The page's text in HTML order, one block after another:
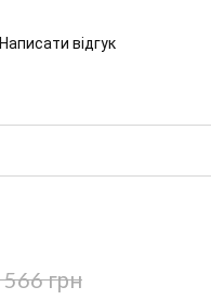
Написати відгук
566 грн